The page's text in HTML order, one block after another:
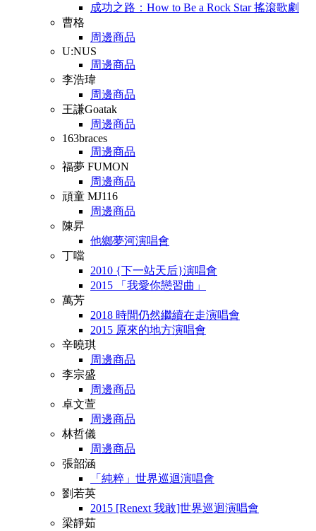
成功之路：How to Be a Rock Star 搖滾歌劇
曹格
周邊商品
U:NUS
周邊商品
李浩瑋
周邊商品
王謙Goatak
周邊商品
163braces
周邊商品
福夢 FUMON
周邊商品
頑童 MJ116
周邊商品
陳昇
他鄉夢河演唱會
丁噹
2010 {下一站天后}演唱會
2015 「我愛你戀習曲」
萬芳
2018 時間仍然繼續在走演唱會
2015 原來的地方演唱會
辛曉琪
周邊商品
李宗盛
周邊商品
卓文萱
周邊商品
林哲儀
周邊商品
張韶涵
「純粹」世界巡迴演唱會
劉若英
2015 [Renext 我敢]世界巡迴演唱會
梁靜茹